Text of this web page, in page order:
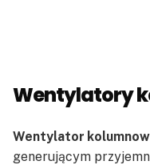
Wentylatory
Wentylator
generującym